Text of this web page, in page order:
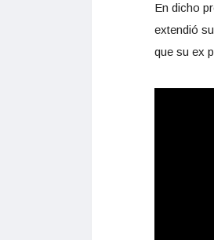
En dicho
extendió
que su ex